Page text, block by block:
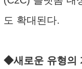
도 확대된다.
◆새로운 유형의